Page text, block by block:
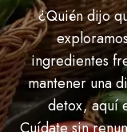
¿Quién dijo
ingredientes
mantener una
detox, aquí